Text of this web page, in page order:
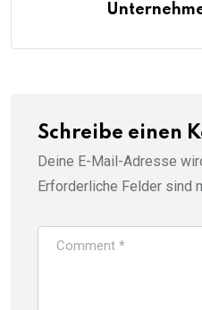
Schreibe einen
Deine E-Mail-Adresse
Erforderliche Felder sind